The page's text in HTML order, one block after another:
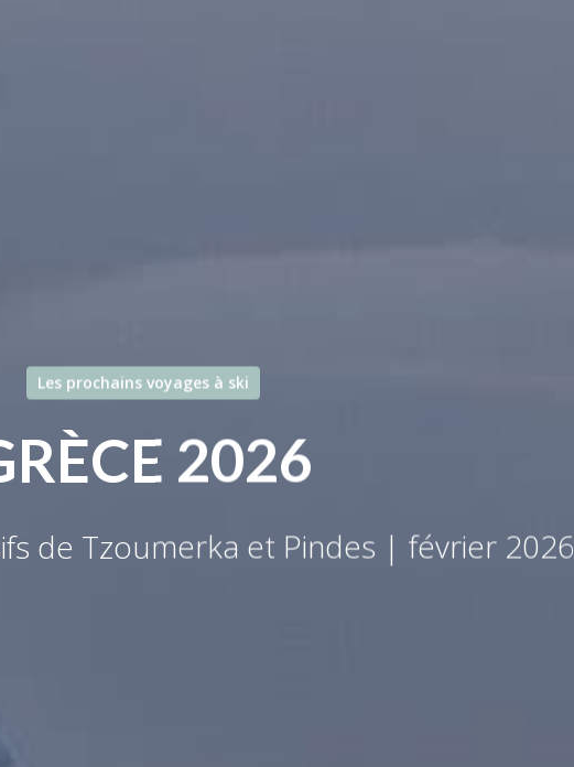
Les prochains voyages à ski
2026
de Tzoumerka et Pindes | février 2026